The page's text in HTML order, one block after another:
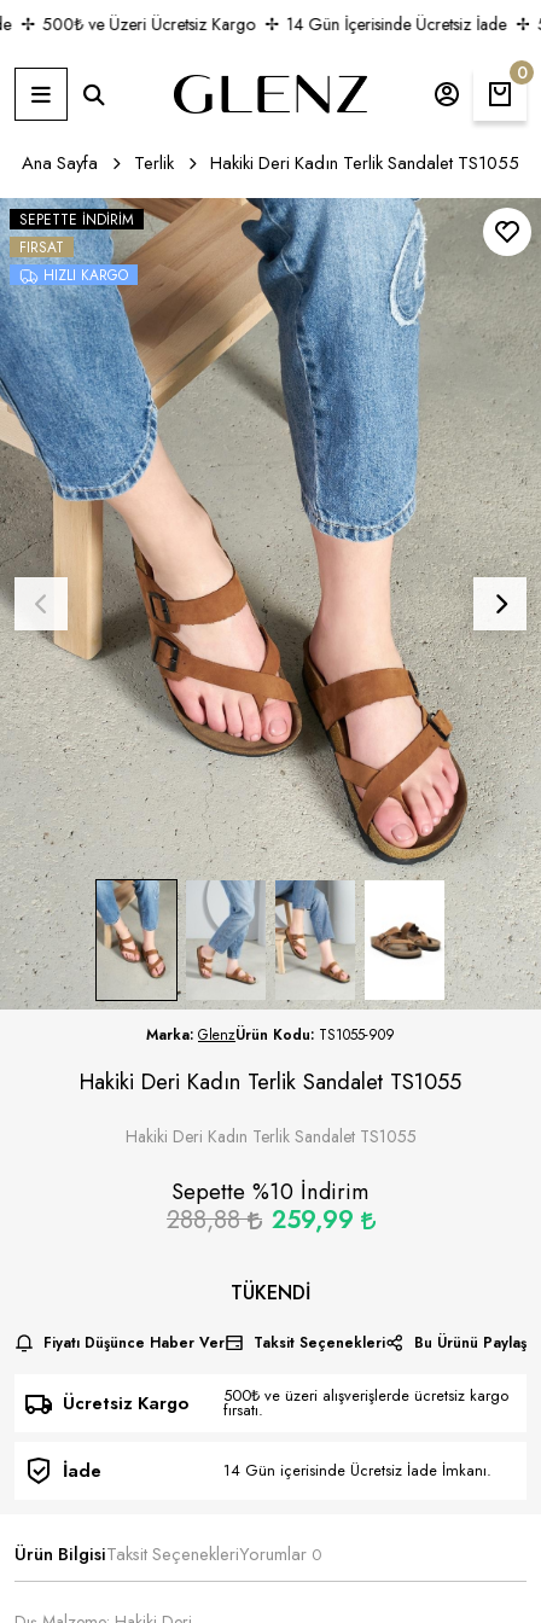
500₺ ve Üzeri Ücretsiz Kargo 14 Gün İçerisinde Ücretsiz İade
0
Ana Sayfa Terlik Hakiki Deri Kadın Terlik Sandalet TS1055
SEPETTE İNDIRIM
FIRSAT
HIZLI KARGO
Marka: GlenzÜrün Kodu: TS1055-909
Hakiki Deri Kadın Terlik Sandalet TS1055
Hakiki Deri Kadın Terlik Sandalet TS1055
Sepette %10 İndirim
288,88 259,99
TÜKENDI
Fiyatı Düşünce Haber Ver Taksit Seçenekleri Bu Ürünü Paylaş
Ücretsiz Kargo 500₺ ve üzeri alışverişlerde ücretsiz kargo
fırsatı.
İade 14 Gün içerisinde Ücretsiz İade İmkanı.
Ürün BilgisiTaksit SeçenekleriYorumlar 0